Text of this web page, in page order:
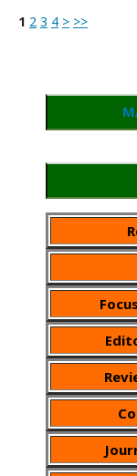
1 2 3 4 > >>